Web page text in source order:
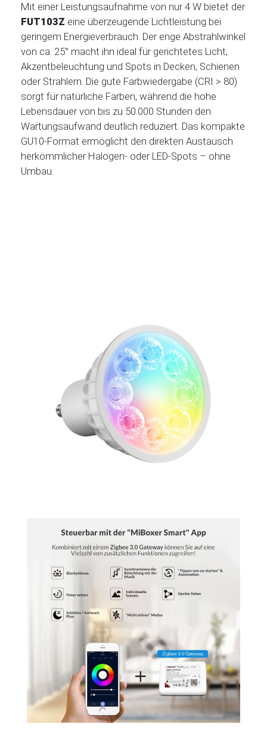
Mit einer Leistungsaufnahme von nur 4 W bietet der
FUT103Z eine überzeugende Lichtleistung bei
geringem Energieverbrauch. Der enge Abstrahlwinkel
von ca. 25° macht ihn ideal für gerichtetes Licht,
Akzentbeleuchtung und Spots in Decken, Schienen
oder Strahlern. Die gute Farbwiedergabe (CRI > 80)
sorgt für natürliche Farben, während die hohe
Lebensdauer von bis zu 50.000 Stunden den
Wartungsaufwand deutlich reduziert. Das kompakte
GU10-Format ermöglicht den direkten Austausch
herkömmlicher Halogen- oder LED-Spots – ohne
Umbau.